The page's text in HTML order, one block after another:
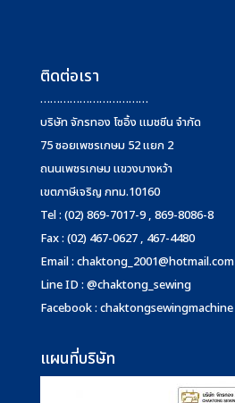
ติดต่อเรา
……………………………
บริษัท จักรทอง โซอิ้ง แมชชีน จำกัด
75 ซอยเพชรเกษม 52 แยก 2
ถนนเพชรเกษม แขวงบางหว้า
เขตภาษีเจริญ กทม.10160
Tel : (02) 869-7017-9 , 869-8086-8
Fax : (02) 467-0627 , 467-4480
Email : chaktong_2001@hotmail.com
Line ID : @chaktong_sewing
Facebook : chaktongsewingmachine
แผนที่บริษัท